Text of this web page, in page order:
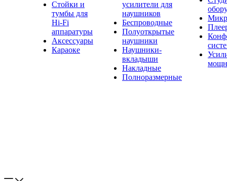
Стойки и
тумбы для
Hi-Fi
аппаратуры
Аксессуары
Караоке
усилители для
наушников
Беспроводные
Полуоткрытые
наушники
Наушники-
вкладыши
Накладные
Полноразмерные